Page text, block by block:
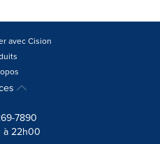
avec Cision
7890
22h00